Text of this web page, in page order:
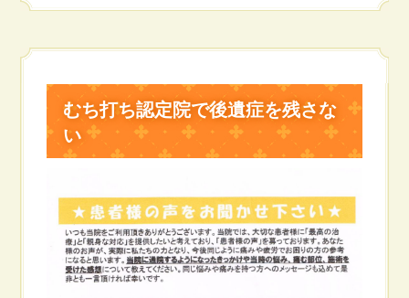
むち打ち認定院で後遺症を残さな
い